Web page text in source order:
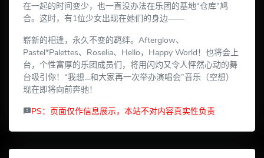
在一起的时间变少，也一直没办法在乐团的基地“仓库”鸠
合。这时，有1位少女出现在她们的身边——
崭新的相逢，永久不变的羁绊。Afterglow、
Pastel*Palettes、Roselia、Hello，Happy World！也将会上
台，个性富厚的乐团成员们，将用闪灼又令人怦然心动的舞
台吸引你！“我想…和大家再一次举办演唱会”音乐（空想）
现在即将向前奔驰！
PS：页面仅作信息展示，本站不对内容真实性负责